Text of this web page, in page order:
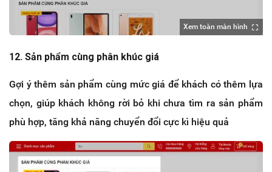
Xem toàn màn hình
12. Sản phẩm cùng phân khúc giá
Gợi ý thêm sản phẩm cùng mức giá để khách có thêm lựa
chọn, giúp khách không rời bỏ khi chưa tìm ra sản phẩm
phù hợp, tăng khả năng chuyển đổi cực kì hiệu quả